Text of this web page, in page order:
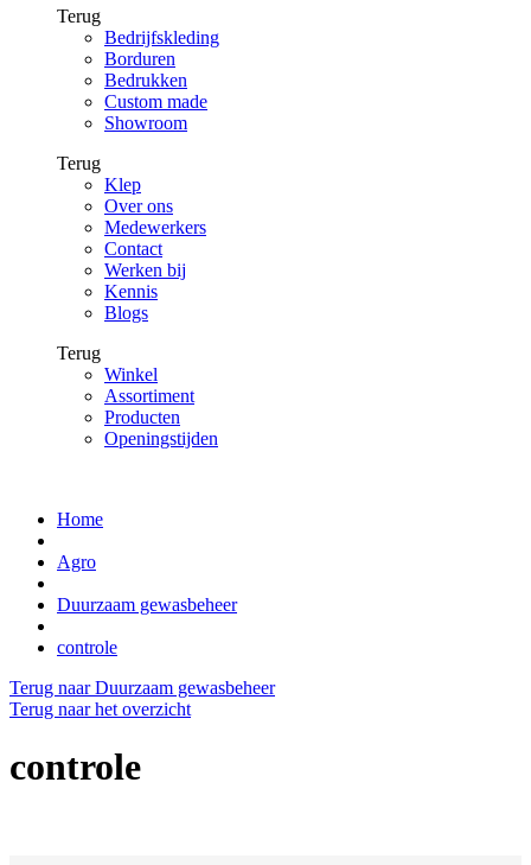
Terug
Bedrijfskleding
Borduren
Bedrukken
Custom made
Showroom
Terug
Klep
Over ons
Medewerkers
Contact
Werken bij
Kennis
Blogs
Terug
Winkel
Assortiment
Producten
Openingstijden
Home
Agro
Duurzaam gewasbeheer
controle
Terug naar Duurzaam gewasbeheer
Terug naar het overzicht
controle